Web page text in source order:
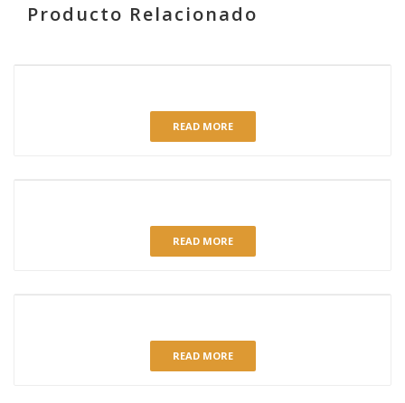
Producto Relacionado
READ MORE
READ MORE
READ MORE